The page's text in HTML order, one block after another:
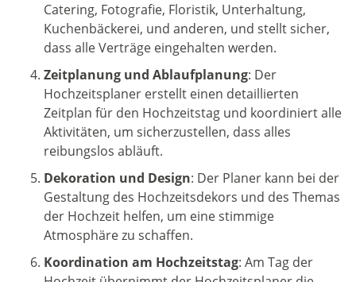
Catering, Fotografie, Floristik, Unterhaltung,
Kuchenbäckerei, und anderen, und stellt sicher,
dass alle Verträge eingehalten werden.
Zeitplanung und Ablaufplanung: Der
Hochzeitsplaner erstellt einen detaillierten
Zeitplan für den Hochzeitstag und koordiniert alle
Aktivitäten, um sicherzustellen, dass alles
reibungslos abläuft.
Dekoration und Design: Der Planer kann bei der
Gestaltung des Hochzeitsdekors und des Themas
der Hochzeit helfen, um eine stimmige
Atmosphäre zu schaffen.
Koordination am Hochzeitstag: Am Tag der